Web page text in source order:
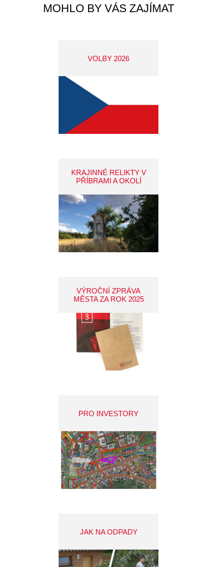
MOHLO BY VÁS ZAJÍMAT
VOLBY 2026
KRAJINNÉ RELIKTY V
PŘÍBRAMI A OKOLÍ
VÝROČNÍ ZPRÁVA
MĚSTA ZA ROK 2025
PRO INVESTORY
JAK NA ODPADY